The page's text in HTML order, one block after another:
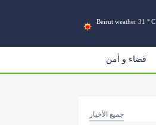
Beirut weather 31 ° C
قضاء و أمن
جميع الأخبار